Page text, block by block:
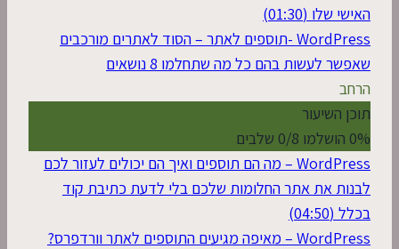
האישי שלו (01:30)
WordPress -תוספים לאתר – הסוד לאתרים מורכבים
שאפשר לעשות בהם כל מה שתחלמו 8 נושאים
הרחב
תוכן השיעור
0% הושלמו
0/8 שלבים
WordPress – מה הם תוספים ואיך הם יכולים לעזור לכם
לבנות את אתר החלומות שלכם בלי לדעת כתיבת קוד
בכלל (04:50)
WordPress – מאיפה מגיעים התוספים לאתר וורדפרס?